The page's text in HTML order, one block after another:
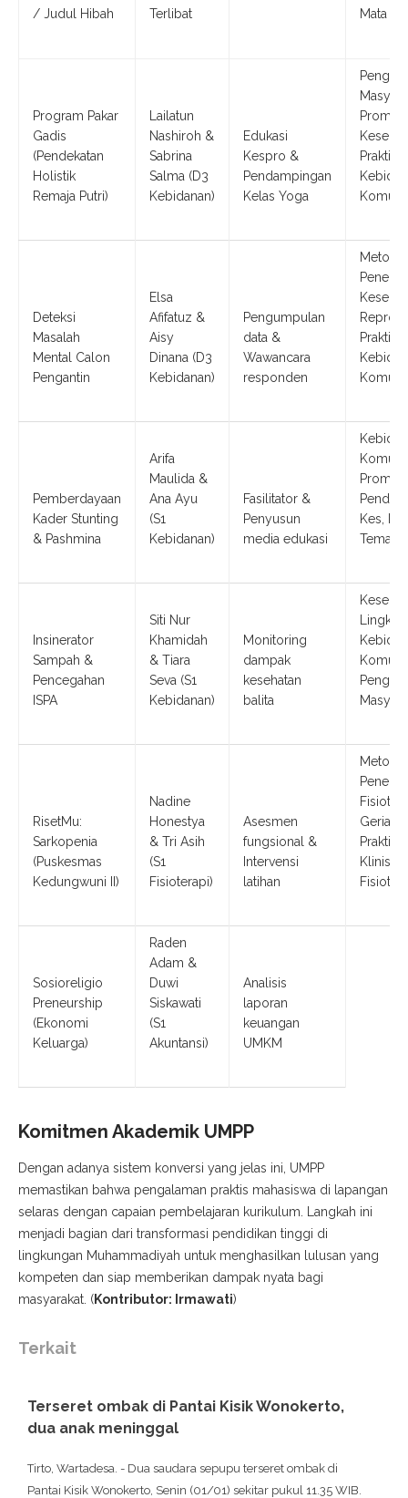
/ Judul Hibah
Terlibat
Mata
Program Pakar
Gadis
(Pendekatan
Holistik
Remaja Putri)
Lailatun
Nashiroh &
Sabrina
Salma (D3
Kebidanan)
Edukasi
Kespro &
Pendampingan
Kelas Yoga
Promosi
Praktik
Deteksi
Masalah
Mental Calon
Pengantin
Elsa
Afifatuz &
Aisy
Dinana (D3
Kebidanan)
Pengumpulan
data &
Wawancara
responden
Praktik
Pemberdayaan
Kader Stunting
& Pashmina
Arifa
Maulida &
Ana Ayu
(S1
Kebidanan)
Fasilitator &
Penyusun
media edukasi
Kes,
Tematik
Insinerator
Sampah &
Pencegahan
ISPA
Siti Nur
Khamidah
& Tiara
Seva (S1
Kebidanan)
Monitoring
dampak
kesehatan
balita
RisetMu:
Sarkopenia
(Puskesmas
Kedungwuni II)
Nadine
Honestya
& Tri Asih
(S1
Fisioterapi)
Asesmen
fungsional &
Intervensi
latihan
Geriatri,
Praktik
Klinis
Sosioreligio
Preneurship
(Ekonomi
Keluarga)
Raden
Adam &
Duwi
Siskawati
(S1
Akuntansi)
Analisis
laporan
keuangan
UMKM
Komitmen Akademik UMPP
​Dengan adanya sistem konversi yang jelas ini, UMPP
memastikan bahwa pengalaman praktis mahasiswa di lapangan
selaras dengan capaian pembelajaran kurikulum. Langkah ini
menjadi bagian dari transformasi pendidikan tinggi di
lingkungan Muhammadiyah untuk menghasilkan lulusan yang
kompeten dan siap memberikan dampak nyata bagi
masyarakat. (Kontributor: Irmawati)
Terkait
Terseret ombak di Pantai Kisik Wonokerto,
dua anak meninggal
Tirto, Wartadesa. - Dua saudara sepupu terseret ombak di
Pantai Kisik Wonokerto, Senin (01/01) sekitar pukul 11.35 WIB.